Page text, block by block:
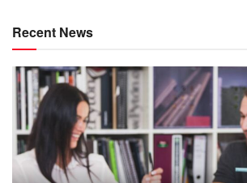
Recent News